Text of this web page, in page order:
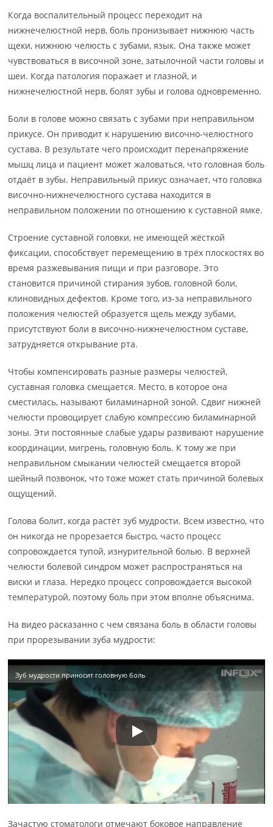
Когда воспалительный процесс переходит на
нижнечелюстной нерв, боль пронизывает нижнюю часть
щеки, нижнюю челюсть с зубами, язык. Она также может
чувствоваться в височной зоне, затылочной части головы и
шеи. Когда патология поражает и глазной, и
нижнечелюстной нерв, болят зубы и голова одновременно.
Боли в голове можно связать с зубами при неправильном
прикусе. Он приводит к нарушению височно-челюстного
сустава. В результате чего происходит перенапряжение
мышц лица и пациент может жаловаться, что головная боль
отдаёт в зубы. Неправильный прикус означает, что головка
височно-нижнечелюстного сустава находится в
неправильном положении по отношению к суставной ямке.
Строение суставной головки, не имеющей жёсткой
фиксации, способствует перемещению в трёх плоскостях во
время разжевывания пищи и при разговоре. Это
становится причиной стирания зубов, головной боли,
клиновидных дефектов. Кроме того, из-за неправильного
положения челюстей образуется щель между зубами,
присутствуют боли в височно-нижнечелюстном суставе,
затрудняется открывание рта.
Чтобы компенсировать разные размеры челюстей,
суставная головка смещается. Место, в которое она
сместилась, называют биламинарной зоной. Сдвиг нижней
челюсти провоцирует слабую компрессию биламинарной
зоны. Эти постоянные слабые удары развивают нарушение
координации, мигрень, головную боль. К тому же при
неправильном смыкании челюстей смещается второй
шейный позвонок, что тоже может стать причиной болевых
ощущений.
Голова болит, когда растёт зуб мудрости. Всем известно, что
он никогда не прорезается быстро, часто процесс
сопровождается тупой, изнурительной болью. В верхней
челюсти болевой синдром может распространяться на
виски и глаза. Нередко процесс сопровождается высокой
температурой, поэтому боль при этом вполне объяснима.
На видео расказанно с чем связана боль в области головы
при прорезывании зуба мудрости:
Зуб мудрости приносит головную боль
Зачастую стоматологи отмечают боковое направление